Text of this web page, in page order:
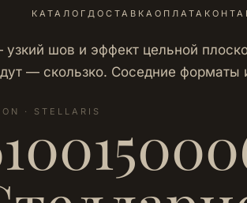
КАТАЛОГ ДОСТАВКА ОПЛАТА
шов и эффект цельной
— скользко. Соседние форматы
· STELLARIS